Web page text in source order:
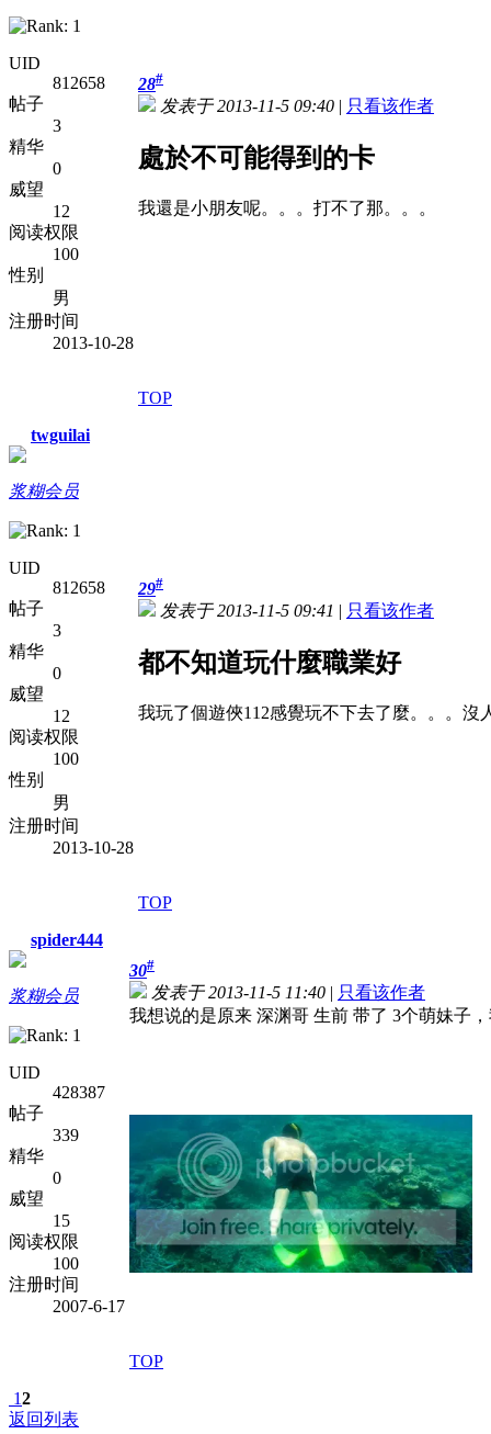
UID
812658
帖子
3
精华
0
威望
12
阅读权限
100
性别
男
注册时间
2013-10-28
28#
发表于 2013-11-5 09:40 | 只看该作者
處於不可能得到的卡
我還是小朋友呢。。。打不了那。。。
TOP
twguilai
浆糊会员
UID
812658
帖子
3
精华
0
威望
12
阅读权限
100
性别
男
注册时间
2013-10-28
29#
发表于 2013-11-5 09:41 | 只看该作者
都不知道玩什麼職業好
我玩了個遊俠112感覺玩不下去了麼。。。沒
TOP
spider444
浆糊会员
UID
428387
帖子
339
精华
0
威望
15
阅读权限
100
注册时间
2007-6-17
30#
发表于 2013-11-5 11:40 | 只看该作者
我想说的是原来 深渊哥 生前 带了 3个萌妹子
TOP
12
返回列表